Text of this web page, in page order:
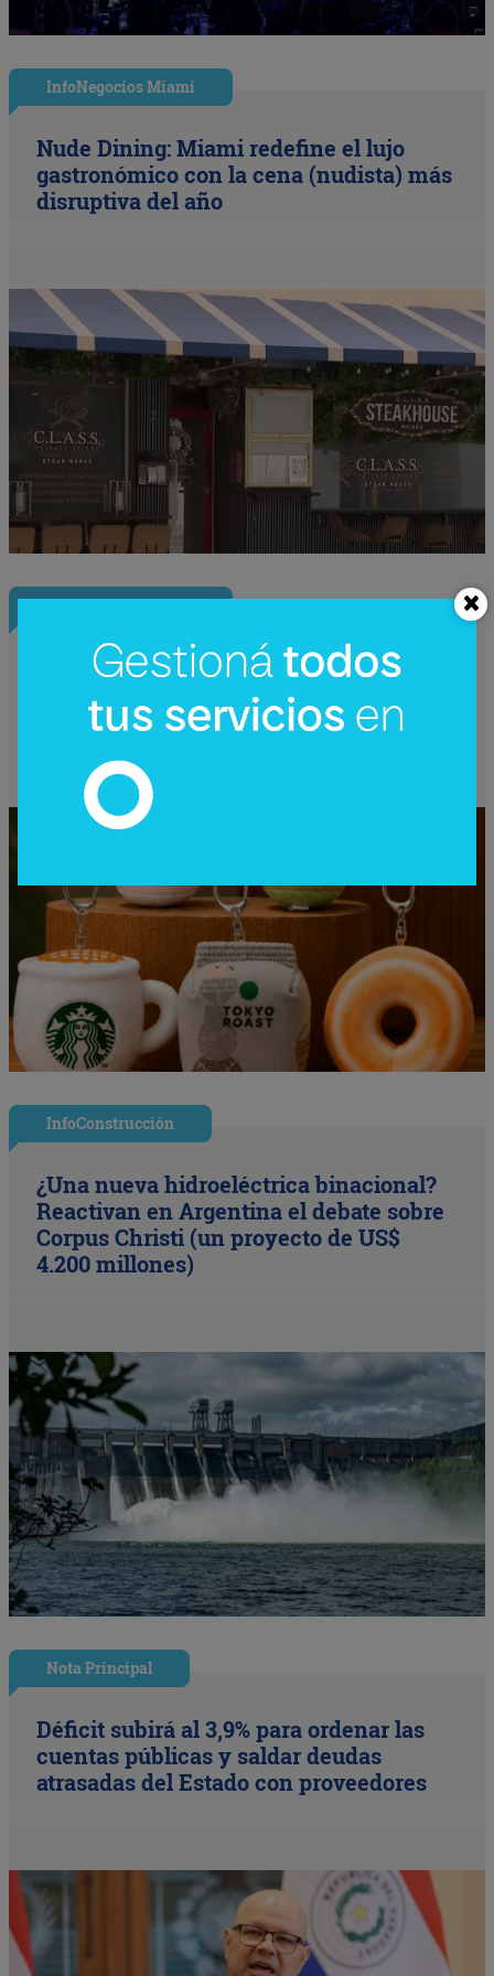
InfoNegocios Miami
Nude Dining: Miami redefine el lujo
gastronómico con la cena (nudista) más
disruptiva del año
InfoNegocios Miami
Starbucks Japón y la cápsula
coleccionable que vale más que el café
(el producto se convierte en ecosistema)
InfoConstrucción
¿Una nueva hidroeléctrica binacional?
Reactivan en Argentina el debate sobre
Corpus Christi (un proyecto de US$
4.200 millones)
Nota Principal
Déficit subirá al 3,9% para ordenar las
cuentas públicas y saldar deudas
atrasadas del Estado con proveedores